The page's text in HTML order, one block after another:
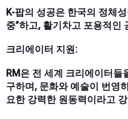
K-팝의 성공은 한국의 정체
중”하고, 활기차고 포용적인
크리에이터 지원:
RM은 전 세계 크리에이터들
구하며, 문화와 예술이 번영
요한 강력한 원동력이라고